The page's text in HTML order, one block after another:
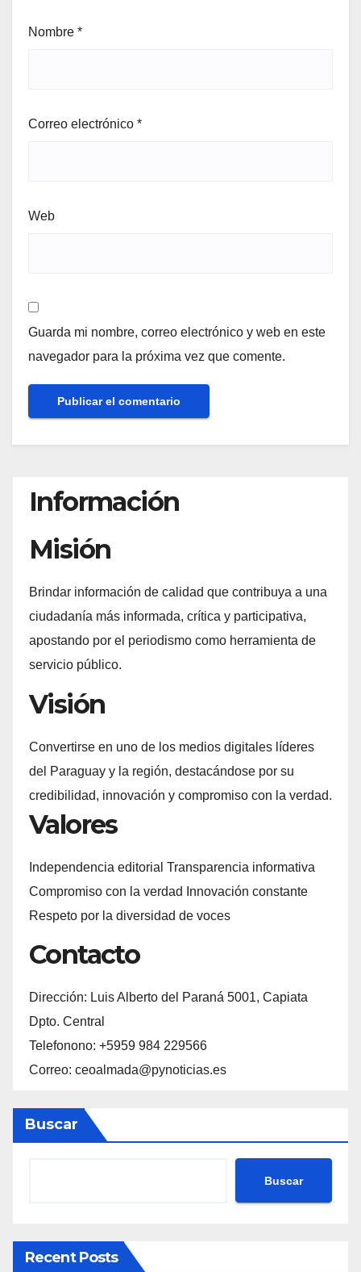
Nombre *
Correo electrónico *
Web
Guarda mi nombre, correo electrónico y web en este
navegador para la próxima vez que comente.
Información
Misión
Brindar información de calidad que contribuya a una
ciudadanía más informada, crítica y participativa,
apostando por el periodismo como herramienta de
servicio público.
Visión
Convertirse en uno de los medios digitales líderes
del Paraguay y la región, destacándose por su
credibilidad, innovación y compromiso con la verdad.
Valores
Independencia editorial Transparencia informativa
Compromiso con la verdad Innovación constante
Respeto por la diversidad de voces
Contacto
Dirección: Luis Alberto del Paraná 5001, Capiata
Dpto. Central
Telefonono: +5959 984 229566
Correo: ceoalmada@pynoticias.es
Buscar
Buscar
Recent Posts